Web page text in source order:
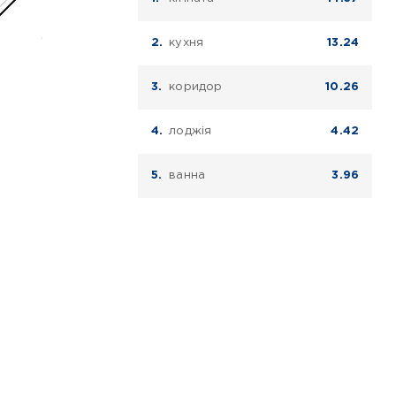
кухня 13.24
коридор 10.26
лоджія 4.42
ванна 3.96